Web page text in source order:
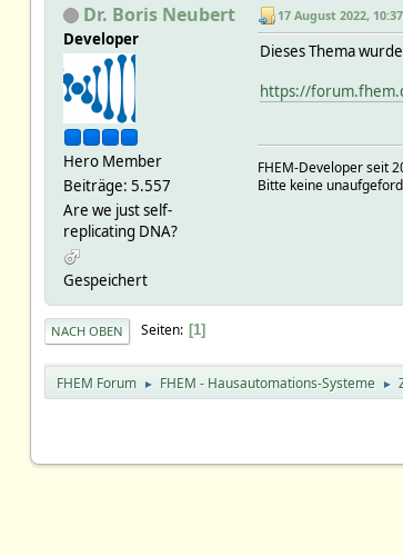
Dr. Boris Neubert
Developer
Hero Member
Beiträge: 5.557
Are we just self-
replicating DNA?
Gespeichert
17 August 2022,
Dieses Thema
https://
FHEM-Developer seit
Bitte keine
NACH OBEN Seiten 1
FHEM Forum ► FHEM - Hausautomations-Systeme ►